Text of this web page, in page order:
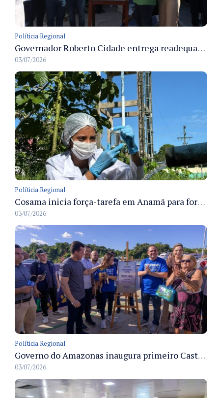
Políticia Regional
Governador Roberto Cidade entrega readequação do ambulatório da FCecon e amplia capacidade de atendimento oncológico em Manaus
03/07/2026
Políticia Regional
Cosama inicia força-tarefa em Anamã para fortalecer abastecimento de água e segurança hídrica da população
03/07/2026
Políticia Regional
Governo do Amazonas inaugura primeiro Castramóvel Fluvial para atendimento veterinário às comunidades ribeirinhas e castração gratuita
03/07/2026